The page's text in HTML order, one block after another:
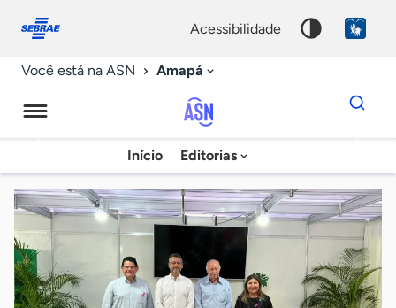
conosco
acessibilidade
Você está na ASN Amapá
Agência
Sebrae
de
Notícias
Início Editorias
Dados
para
chave